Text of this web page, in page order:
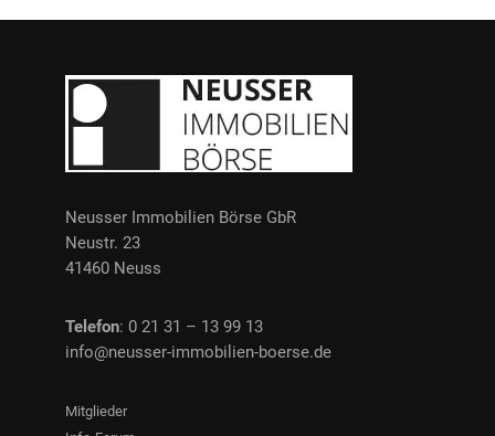
Neusser Immobilien Börse GbR
Neustr. 23
41460 Neuss
Telefon: 0 21 31 – 13 99 13
info@neusser-immobilien-boerse.de
Mitglieder